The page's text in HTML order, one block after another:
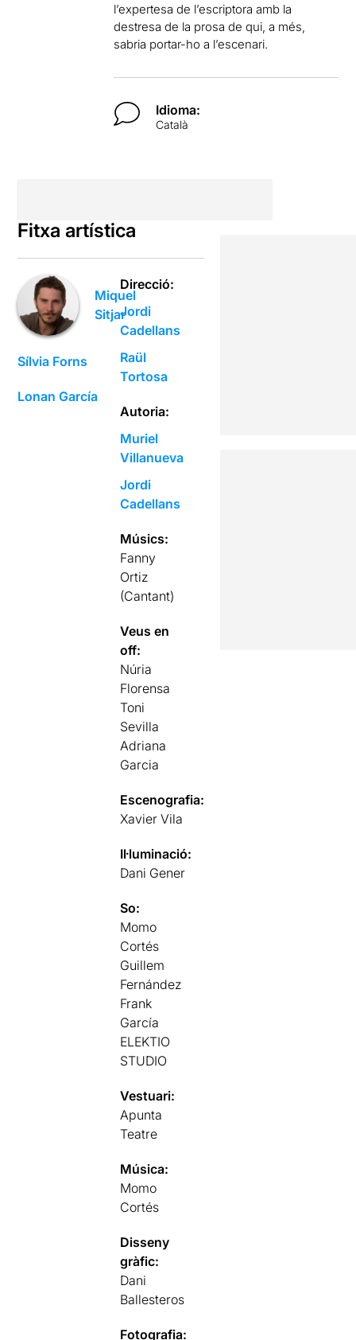
l’expertesa de l’escriptora amb la
destresa de la prosa de qui, a més,
sabria portar-ho a l’escenari.
Idioma:
Català
Fitxa artística
Miquel
Sitjar
Sílvia Forns
Lonan García
Direcció:
Jordi
Cadellans
Raül
Tortosa
Autoria:
Muriel
Villanueva
Jordi
Cadellans
Músics:
Fanny
Ortiz
(Cantant)
Veus en
off:
Núria
Florensa
Toni
Sevilla
Adriana
Garcia
Escenografia:
Xavier Vila
Il·luminació:
Dani Gener
So:
Momo
Cortés
Guillem
Fernández
Frank
García
ELEKTIO
STUDIO
Vestuari:
Apunta
Teatre
Música:
Momo
Cortés
Disseny
gràfic:
Dani
Ballesteros
Fotografia: